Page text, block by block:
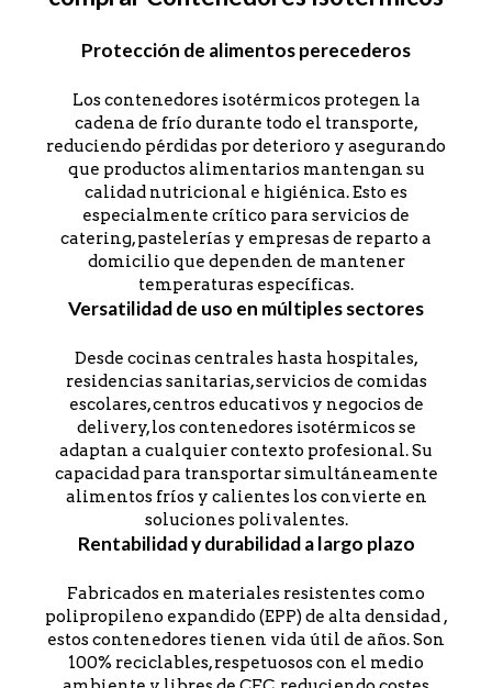
Protección de alimentos perecederos
Los contenedores isotérmicos protegen la
cadena de frío durante todo el transporte,
reduciendo pérdidas por deterioro y asegurando
que productos alimentarios mantengan su
calidad nutricional e higiénica. Esto es
especialmente crítico para servicios de
catering, pastelerías y empresas de reparto a
domicilio que dependen de mantener
temperaturas específicas.
Versatilidad de uso en múltiples sectores
Desde cocinas centrales hasta hospitales,
residencias sanitarias, servicios de comidas
escolares, centros educativos y negocios de
delivery, los contenedores isotérmicos se
adaptan a cualquier contexto profesional. Su
capacidad para transportar simultáneamente
alimentos fríos y calientes los convierte en
soluciones polivalentes.
Rentabilidad y durabilidad a largo plazo
Fabricados en materiales resistentes como
polipropileno expandido (EPP) de alta densidad ,
estos contenedores tienen vida útil de años. Son
100% reciclables, respetuosos con el medio